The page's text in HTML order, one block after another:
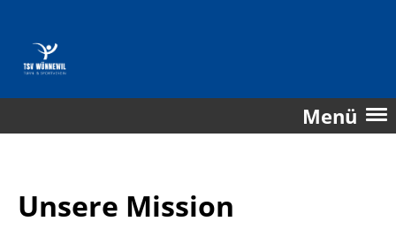
Menü
Unsere Mission